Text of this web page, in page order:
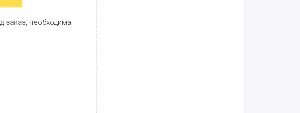
заказ, необходима